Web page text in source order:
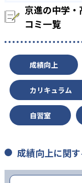
嵯峨野高校
他、多数合格
※2024年度、京進
京進の中学
コミ一覧
成績向上
カリキュラム
自習室
成績向上に関